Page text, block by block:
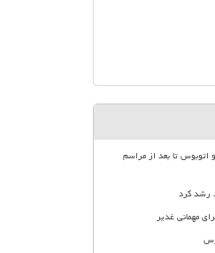
اتوبوس تا بعد از مراسم
مهمانی غدیر